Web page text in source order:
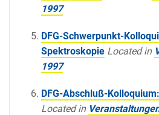
1997
DFG-Schwerpunkt-
Spektroskopie Located in
1997
DFG-Abschluß-
Located in